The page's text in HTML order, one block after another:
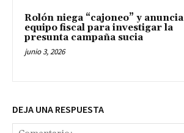
Rolón niega “cajoneo” y anuncia
equipo fiscal para investigar la
presunta campaña sucia
junio 3, 2026
DEJA UNA RESPUESTA